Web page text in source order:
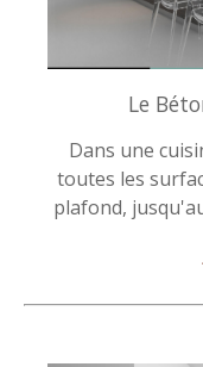
Le
Dans une
toutes les
plafond,